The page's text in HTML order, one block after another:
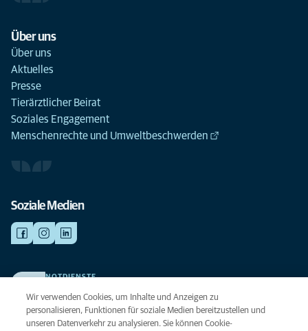
Über uns
Über uns
Aktuelles
Presse
Tierärztlicher Beirat
Soziales Engagement
Menschenrechte und Umweltbeschwerden
Soziale Medien
NOTDIENSTE
beste Versorgung verdient.
Wir verwenden Cookies, um Inhalte und Anzeigen zu
personalisieren, Funktionen für soziale Medien bereitzustellen und
unseren Datenverkehr zu analysieren. Sie können Cookie-